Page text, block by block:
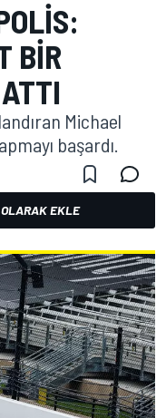
BIR
Michael
başardı.
EKLE